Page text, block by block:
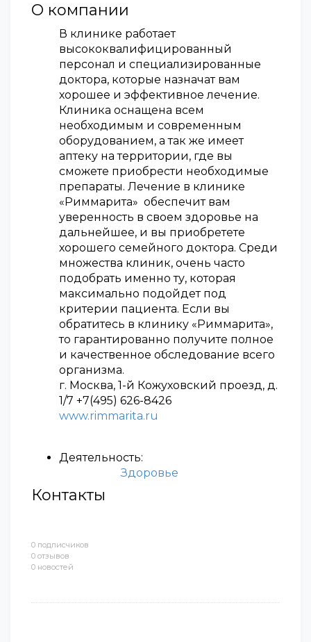
0 подписчиков
0 отзывов
0 новостей
О компании
В клинике работает
высококвалифицированный
персонал и специализированные
доктора, которые назначат вам
хорошее и эффективное лечение.
Клиника оснащена всем
необходимым и современным
оборудованием, а так же имеет
аптеку на территории, где вы
сможете приобрести необходимые
препараты. Лечение в клинике
«Риммарита» обеспечит вам
уверенность в своем здоровье на
дальнейшее, и вы приобретете
хорошего семейного доктора. Среди
множества клиник, очень часто
подобрать именно ту, которая
максимально подойдет под
критерии пациента. Если вы
обратитесь в клинику «Риммарита»,
то гарантированно получите полное
и качественное обследование всего
организма.
г. Москва, 1-й Кожуховский проезд, д.
1/7 +7(495) 626-8426
www.rimmarita.ru
Деятельность:
Здоровье
Контакты